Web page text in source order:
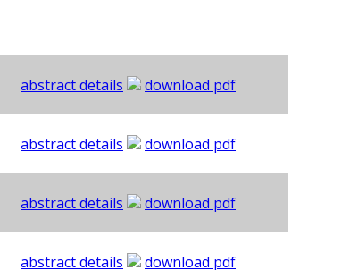
abstract details
download pdf
abstract details
download pdf
abstract details
download pdf
abstract details
download pdf